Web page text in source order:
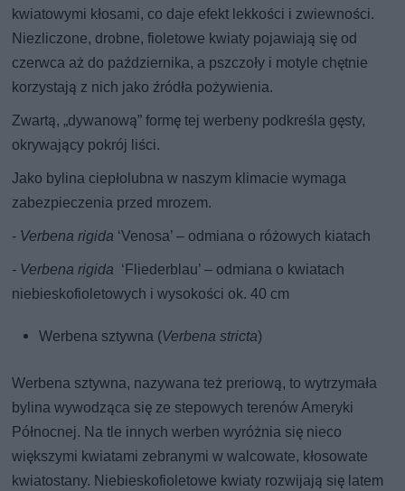
kwiatowymi kłosami, co daje efekt lekkości i zwiewności.
Niezliczone, drobne, fioletowe kwiaty pojawiają się od
czerwca aż do października, a pszczoły i motyle chętnie
korzystają z nich jako źródła pożywienia.
Zwartą, „dywanową” formę tej werbeny podkreśla gęsty,
okrywający pokrój liści.
Jako bylina ciepłolubna w naszym klimacie wymaga
zabezpieczenia przed mrozem.
- Verbena rigida ‘Venosa’ – odmiana o różowych kiatach
- Verbena rigida ‘Fliederblau’ – odmiana o kwiatach
niebieskofioletowych i wysokości ok. 40 cm
Werbena sztywna (Verbena stricta)
Werbena sztywna, nazywana też preriową, to wytrzymała
bylina wywodząca się ze stepowych terenów Ameryki
Północnej. Na tle innych werben wyróżnia się nieco
większymi kwiatami zebranymi w walcowate, kłosowate
kwiatostany. Niebieskofioletowe kwiaty rozwijają się latem